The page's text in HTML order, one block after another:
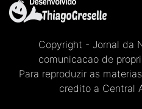
Copyright - Jornal da
comunicacao de
Para reproduzir as
credito a Central